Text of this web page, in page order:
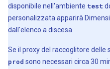
disponibile nell'ambiente test
personalizzata apparirà
dall'elenco a discesa.
Se il proxy del raccoglitore delle
prod sono necessari circa 30